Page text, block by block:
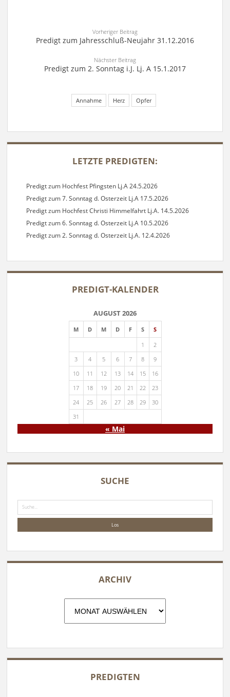
Vorheriger Beitrag
Predigt zum Jahresschluß-Neujahr 31.12.2016
Nächster Beitrag
Predigt zum 2. Sonntag i.J. Lj. A 15.1.2017
Annahme Herz Opfer
SIDEBAR
LETZTE PREDIGTEN:
Predigt zum Hochfest Pfingsten Lj.A 24.5.2026
Predigt zum 7. Sonntag d. Osterzeit Lj.A 17.5.2026
Predigt zum Hochfest Christi Himmelfahrt Lj.A. 14.5.2026
Predigt zum 6. Sonntag d. Osterzeit Lj.A 10.5.2026
Predigt zum 2. Sonntag d. Osterzeit Lj.A. 12.4.2026
PREDIGT-KALENDER
AUGUST 2026
M D M D F S
S
1
2
3
4 5 6 7 8
9
10
11 12 13 14 15
16
17
18 19 20 21 22
23
24
25 26 27 28 29
30
31
« Mai
SUCHE
Suche
ARCHIV
PREDIGTEN